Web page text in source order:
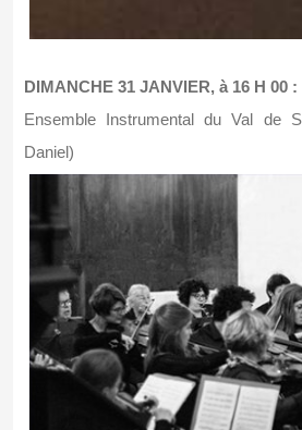
DIMANCHE 31 JANVIER, à 16 H 00 :
Ensemble Instrumental du Val de
Daniel)